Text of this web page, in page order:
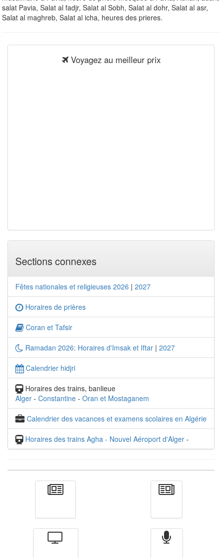
salat Pavia, Salat al fadjr, Salat al Sobh, Salat al dohr, Salat al asr,
Salat al maghreb, Salat al icha, heures des prieres.
Voyagez au meilleur prix
Sections connexes
Fêtes nationales et religieuses 2026 | 2027
Horaires de prières
Coran et Tafsir
Ramadan 2026: Horaires d'Imsak et Iftar | 2027
Calendrier hidjri
Horaires des trains, banlieue
Alger - Constantine - Oran et Mostaganem
Calendrier des vacances et examens scolaires en Algérie
Horaires des trains Agha - Nouvel Aéroport d'Alger -